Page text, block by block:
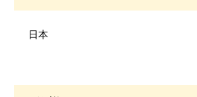
・お肌に異常があるときは使用をし
日本